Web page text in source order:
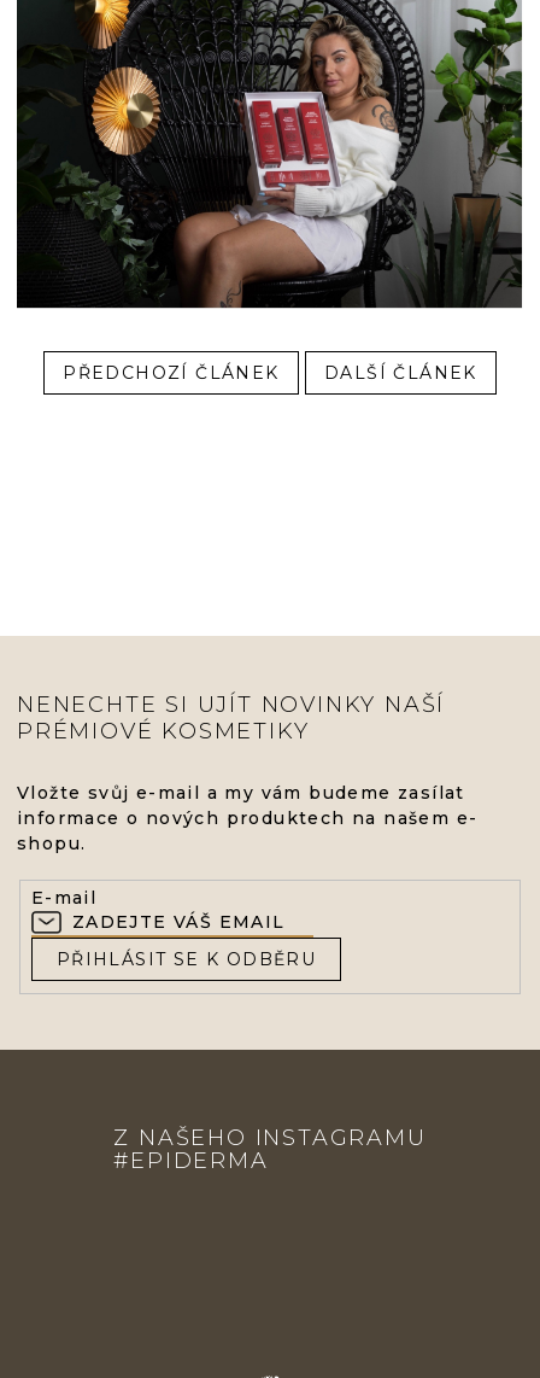
PŘEDCHOZÍ ČLÁNEK DALŠÍ ČLÁNEK
NENECHTE SI UJÍT NOVINKY NAŠÍ
PRÉMIOVÉ KOSMETIKY
Vložte svůj e-mail a my vám budeme zasílat
informace o nových produktech na našem e-
shopu.
E-mail
PŘIHLÁSIT SE K ODBĚRU
Z NAŠEHO INSTAGRAMU
#EPIDERMA